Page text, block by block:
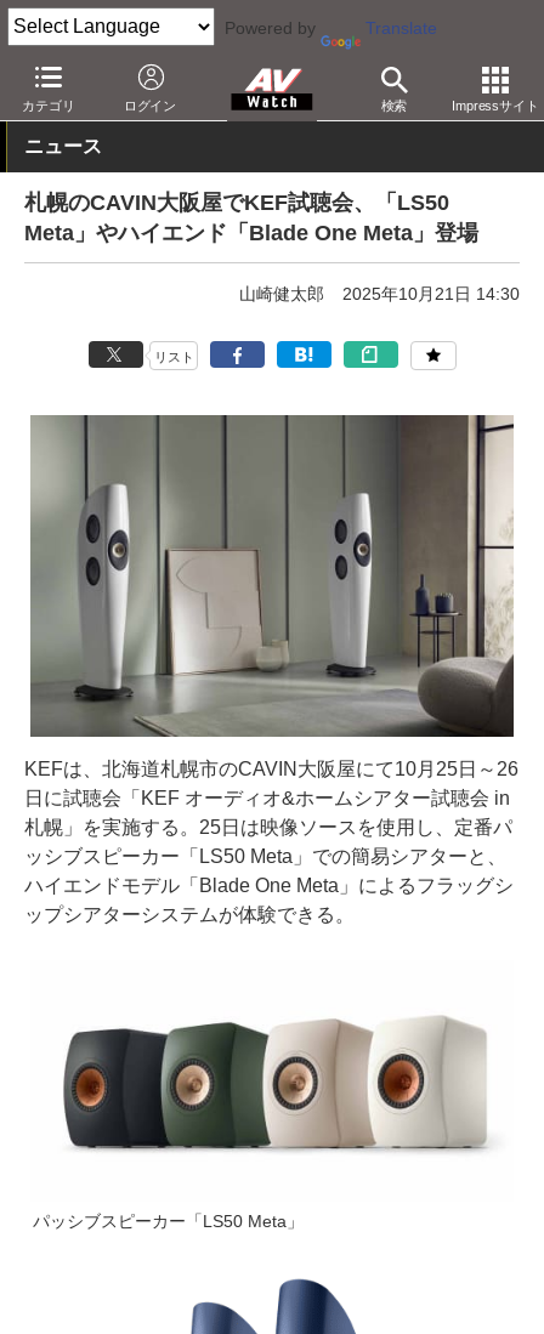
Powered by Translate
カテゴリ ログイン 検索 Impressサイト
AV Watch 動向 ショップ イベント
ニュース
札幌のCAVIN大阪屋でKEF試聴会、「LS50
Meta」やハイエンド「Blade One Meta」登場
山崎健太郎 2025年10月21日 14:30
リスト
KEFは、北海道札幌市のCAVIN大阪屋にて10月25日～26
日に試聴会「KEF オーディオ&ホームシアター試聴会 in
札幌」を実施する。25日は映像ソースを使用し、定番パ
ッシブスピーカー「LS50 Meta」での簡易シアターと、
ハイエンドモデル「Blade One Meta」によるフラッグシ
ップシアターシステムが体験できる。
パッシブスピーカー「LS50 Meta」